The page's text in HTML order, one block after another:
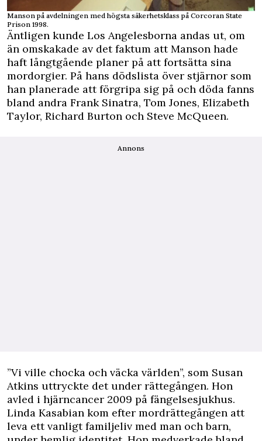
Manson på avdelningen med högsta säkerhetsklass på Corcoran State
Prison 1998.
Äntligen kunde Los Angelesborna andas ut, om
än omskakade av det faktum att Manson hade
haft långtgående planer på att fortsätta sina
mordorgier. På hans dödslista över stjärnor som
han planerade att förgripa sig på och döda fanns
bland andra Frank Sinatra, Tom Jones, Elizabeth
Taylor, Richard Burton och Steve McQueen.
Annons
”Vi ville chocka och väcka världen”, som Susan
Atkins uttryckte det under rättegången. Hon
avled i hjärncancer 2009 på fängelsesjukhus.
Linda Kasabian kom efter mordrättegången att
leva ett vanligt familjeliv med man och barn,